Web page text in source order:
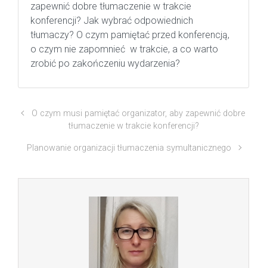
zapewnić dobre tłumaczenie w trakcie
konferencji? Jak wybrać odpowiednich
tłumaczy? O czym pamiętać przed konferencją,
o czym nie zapomnieć w trakcie, a co warto
zrobić po zakończeniu wydarzenia?
O czym musi pamiętać organizator, aby zapewnić dobre
tłumaczenie w trakcie konferencji?
Planowanie organizacji tłumaczenia symultanicznego